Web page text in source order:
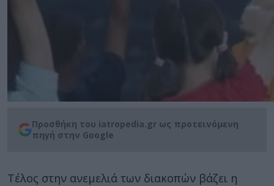
Προσθήκη του iatropedia.gr ως προτεινόμενη
πηγή στην Google
Τέλος στην ανεμελιά των διακοπών βάζει η